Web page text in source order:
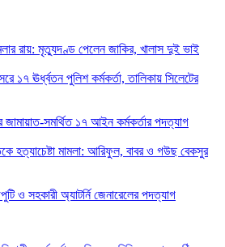
রায়: মৃত্যুদণ্ড পেলেন জাকির, খালাস দুই ভাই
১৭ ঊর্ধ্বতন পুলিশ কর্মকর্তা, তালিকায় সিলেটের
সমর্থিত ১৭ আইন কর্মকর্তার পদত্যাগ
হত্যাচেষ্টা মামলা: আরিফুল, বাবর ও গউছ বেকসুর
ও সহকারী অ্যাটর্নি জেনারেলের পদত্যাগ